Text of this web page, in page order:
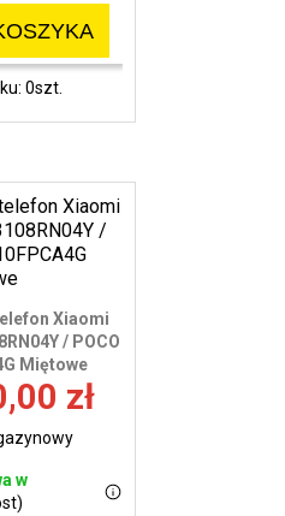
0szt.
Xiaomi
/ POCO
Miętowe
zł
w